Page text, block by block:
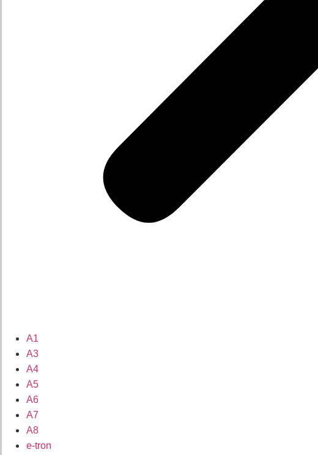
A1
A3
A4
A5
A6
A7
A8
e-tron